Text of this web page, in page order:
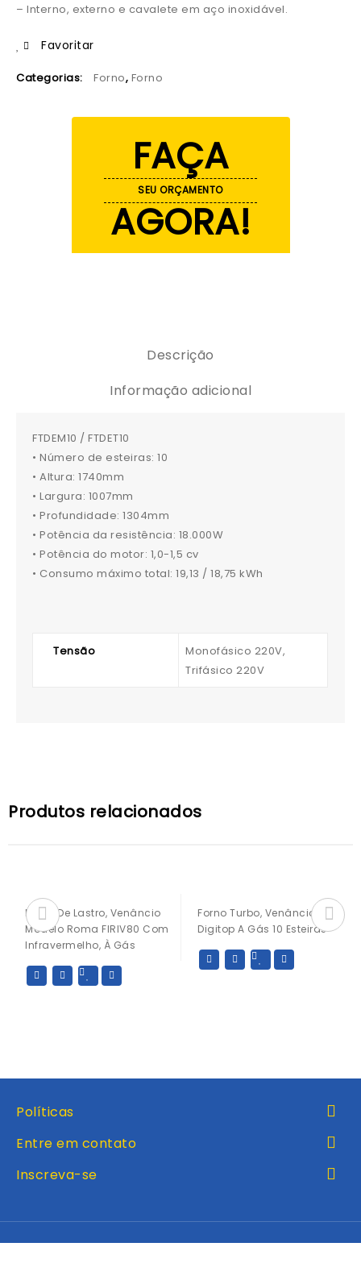
– Interno, externo e cavalete em aço inoxidável.
Favoritar
Categorias: Forno, Forno
FAÇA
SEU ORÇAMENTO
AGORA!
Descrição
Informação adicional
FTDEM10 / FTDET10
• Número de esteiras: 10
• Altura: 1740mm
• Largura: 1007mm
• Profundidade: 1304mm
• Potência da resistência: 18.000W
• Potência do motor: 1,0-1,5 cv
• Consumo máximo total: 19,13 / 18,75 kWh
Tensão
Monofásico 220V,
Trifásico 220V
Produtos relacionados
Forno De Lastro, Venâncio
Modelo Roma FIRIV80 Com
Infravermelho, À Gás
Forno Turbo, Venâncio
Digitop A Gás 10 Esteiras
Políticas
Entre em contato
Inscreva-se